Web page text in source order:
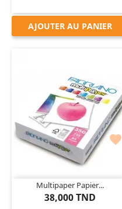
AJOUTER AU PANIER

Multipaper Papier...
38,000 TND